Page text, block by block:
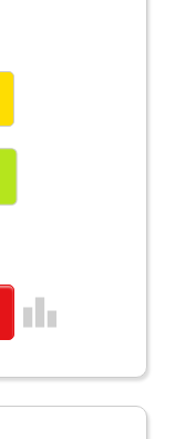
leaderboard